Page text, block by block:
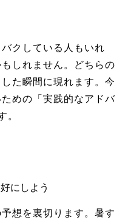
クしている人もいれ
しれません。どちらの
た瞬間に現れます。今
めの「実践的なアドバ
。
にしよう
想を裏切ります。暑す